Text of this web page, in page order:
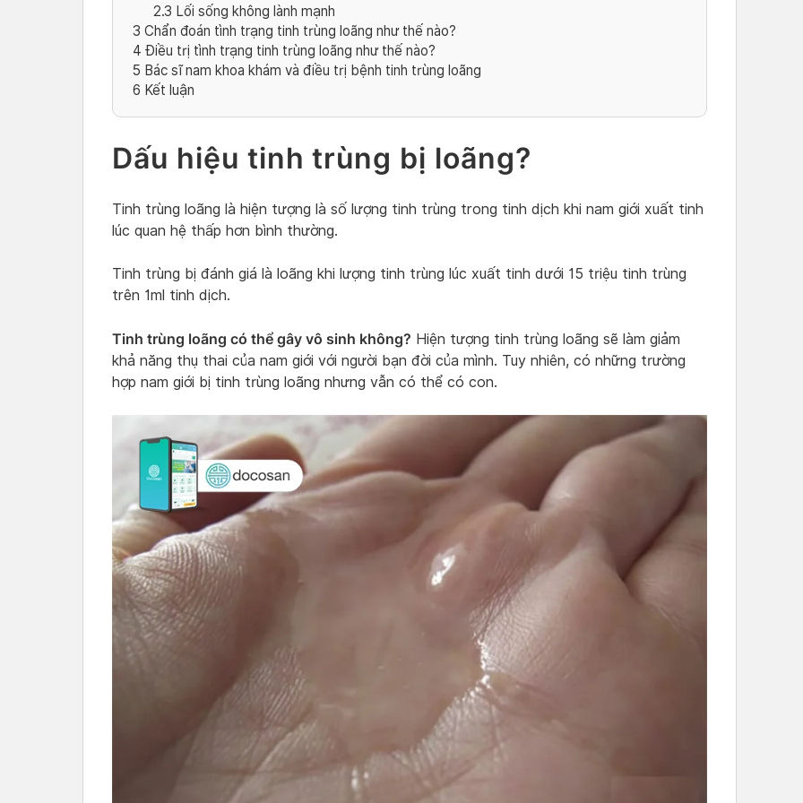
2.3 Lối sống không lành mạnh
3 Chẩn đoán tình trạng tinh trùng loãng như thế nào?
4 Điều trị tình trạng tinh trùng loãng như thế nào?
5 Bác sĩ nam khoa khám và điều trị bệnh tinh trùng loãng
6 Kết luận
Dấu hiệu tinh trùng bị loãng?
Tinh trùng loãng là hiện tượng là số lượng tinh trùng trong tinh dịch khi nam giới xuất tinh
lúc quan hệ thấp hơn bình thường.
Tinh trùng bị đánh giá là loãng khi lượng tinh trùng lúc xuất tinh dưới 15 triệu tinh trùng
trên 1ml tinh dịch.
Tinh trùng loãng có thể gây vô sinh không? Hiện tượng tinh trùng loãng sẽ làm giảm
khả năng thụ thai của nam giới với người bạn đời của mình. Tuy nhiên, có những trường
hợp nam giới bị tinh trùng loãng nhưng vẫn có thể có con.